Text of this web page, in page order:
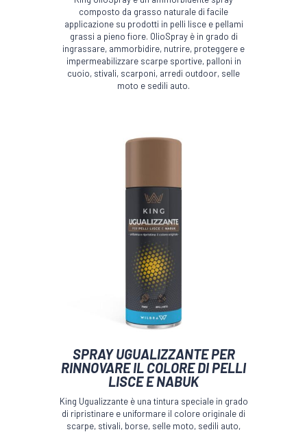
composto da grasso naturale di facile
applicazione su prodotti in pelli lisce e pellami
grassi a pieno fiore. OlioSpray è in grado di
ingrassare, ammorbidire, nutrire, proteggere e
impermeabilizzare scarpe sportive, palloni in
cuoio, stivali, scarponi, arredi outdoor, selle
moto e sedili auto.
SPRAY UGUALIZZANTE PER
RINNOVARE IL COLORE DI PELLI
LISCE E NABUK
King Ugualizzante è una tintura speciale in grado
di ripristinare e uniformare il colore originale di
scarpe, stivali, borse, selle moto, sedili auto,